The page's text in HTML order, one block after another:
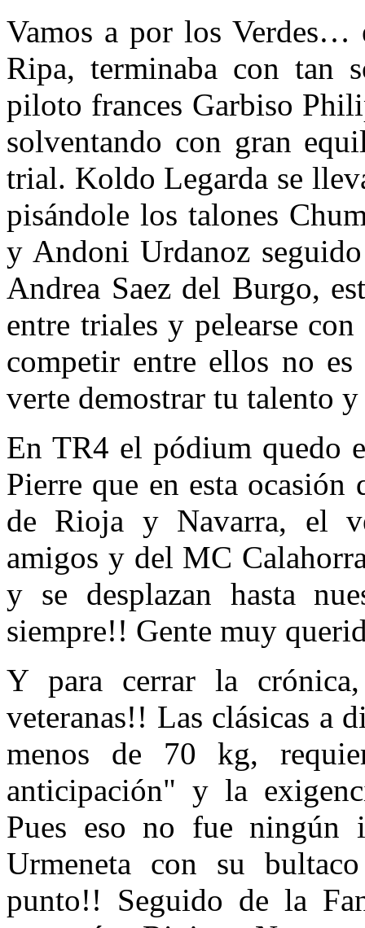
Vamos a por los Verdes…
Ripa, terminaba con tan
piloto frances Garbiso
solventando con gran
trial. Koldo Legarda se
pisándole los talones
y Andoni Urdanoz
Andrea Saez del Burgo,
entre triales y pelearse
competir entre ellos no
verte demostrar tu talento
En TR4 el pódium quedo
Pierre que en esta ocasión
de Rioja y Navarra, el
amigos y del MC
y se desplazan hasta
siempre!! Gente muy
Y para cerrar la
veteranas!! Las clásicas a
menos de 70 kg,
anticipación" y la
Pues eso no fue ningún
Urmeneta con su
punto!! Seguido de la